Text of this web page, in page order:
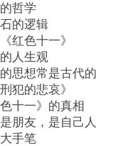
哲学
的逻辑
红色十一》
人生观
思想常是古代的
犯的悲哀》
十一》的真相
朋友，是自己人
手笔